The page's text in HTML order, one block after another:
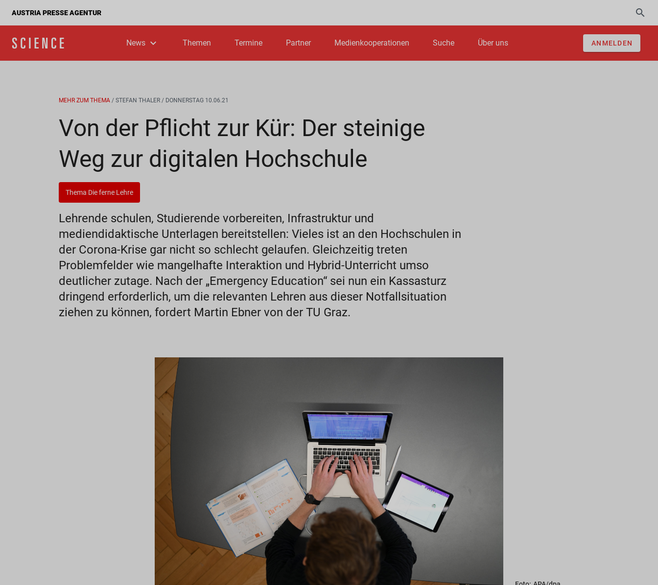
AUSTRIA PRESSE AGENTUR
News Themen Termine Partner Medienkooperationen Suche Über uns ANMELDEN
MEHR ZUM THEMA / STEFAN THALER / DONNERSTAG 10.06.21
Von der Pflicht zur Kür: Der steinige
Weg zur digitalen Hochschule
Thema Die ferne Lehre
Lehrende schulen, Studierende vorbereiten, Infrastruktur und
mediendidaktische Unterlagen bereitstellen: Vieles ist an den Hochschulen in
der Corona-Krise gar nicht so schlecht gelaufen. Gleichzeitig treten
Problemfelder wie mangelhafte Interaktion und Hybrid-Unterricht umso
deutlicher zutage. Nach der „Emergency Education“ sei nun ein Kassasturz
dringend erforderlich, um die relevanten Lehren aus dieser Notfallsituation
ziehen zu können, fordert Martin Ebner von der TU Graz.